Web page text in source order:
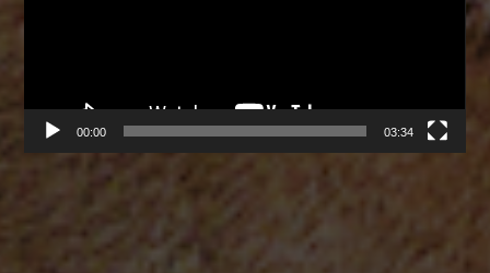
00:00 03:34